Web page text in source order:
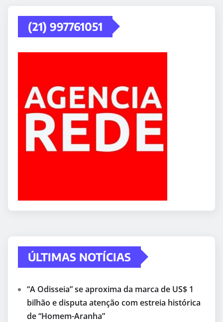
(21) 997761051
ÚLTIMAS NOTÍCIAS
“A Odisseia” se aproxima da marca de US$ 1
bilhão e disputa atenção com estreia histórica
de “Homem-Aranha”